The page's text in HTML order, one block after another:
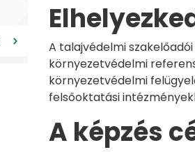
A talajvédelmi
környezetvédelmi
környezetvédelmi
felsőoktatási
A képzés